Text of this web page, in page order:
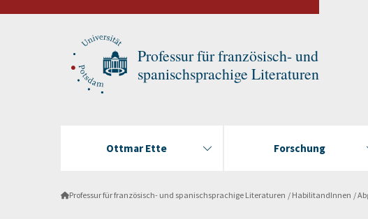
Professur für französisch- und
spanischsprachige Literaturen
Ottmar Ette Forschung
Professur für französisch- und spanischsprachige Literaturen HabilitandInnen